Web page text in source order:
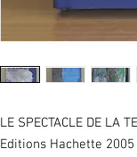
LE SPECTACLE DE LA
Editions Hachette 2005